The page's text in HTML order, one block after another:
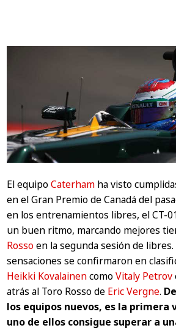
El equipoCaterham ha visto
en el Gran Premio de Canadá del
en los entrenamientos libres, el CT-
un buen ritmo, marcando mejores
Rossoen la segunda sesión de libres.
sensaciones se confirmaron en
Heikki KovalainencomoVitaly Petrov
atrás al Toro Rosso de Eric Vergne.
los equipos nuevos, es la primera
uno de ellos consigue superar a